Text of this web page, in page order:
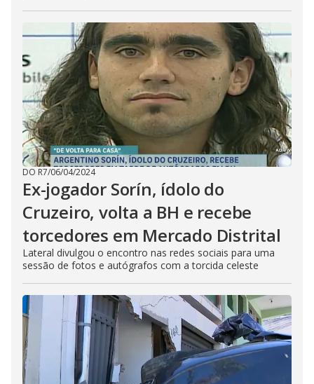
DO R7/06/04/2024
Ex-jogador Sorín, ídolo do
Cruzeiro, volta a BH e recebe
torcedores em Mercado Distrital
Lateral divulgou o encontro nas redes sociais para uma
sessão de fotos e autógrafos com a torcida celeste